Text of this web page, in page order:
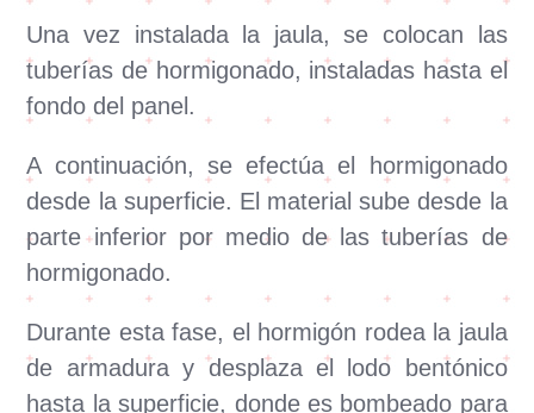
Una vez instalada la jaula, se colocan las
tuberías de hormigonado, instaladas hasta el
fondo del panel.
A continuación, se efectúa el hormigonado
desde la superficie. El material sube desde la
parte inferior por medio de las tuberías de
hormigonado.
Durante esta fase, el hormigón rodea la jaula
de armadura y desplaza el lodo bentónico
hasta la superficie, donde es bombeado para